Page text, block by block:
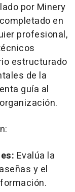
por Minery
en
profesional,
estructurado
de la
guía al
Evalúa la
y el